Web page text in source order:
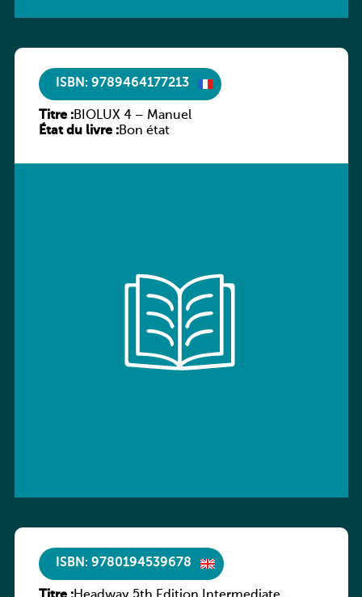
ISBN: 9789464177213
Titre :BIOLUX 4 – Manuel
État du livre :Bon état
ISBN: 9780194539678